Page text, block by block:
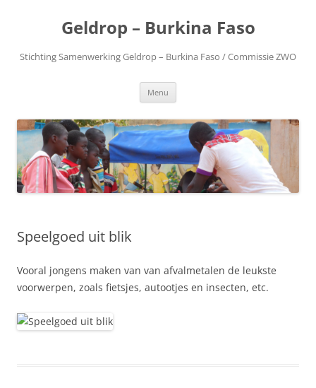
Geldrop – Burkina Faso
Stichting Samenwerking Geldrop – Burkina Faso / Commissie ZWO
Menu
Speelgoed uit blik
Vooral jongens maken van van afvalmetalen de leukste
voorwerpen, zoals fietsjes, autootjes en insecten, etc.